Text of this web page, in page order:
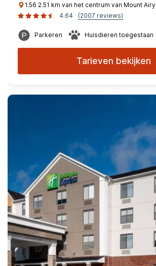
1.56 2.51 km van het centrum van Mount Airy
4.64
(2007 reviews)
Parkeren Huisdieren toegestaan
Tarieven bekijken